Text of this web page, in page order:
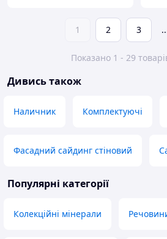
1 2 3
Показано 1 - 29
Дивись також
Наличник Комплектуючі
Фасадний сайдинг стіновий
Популярні категорії
Колекційні мінерали